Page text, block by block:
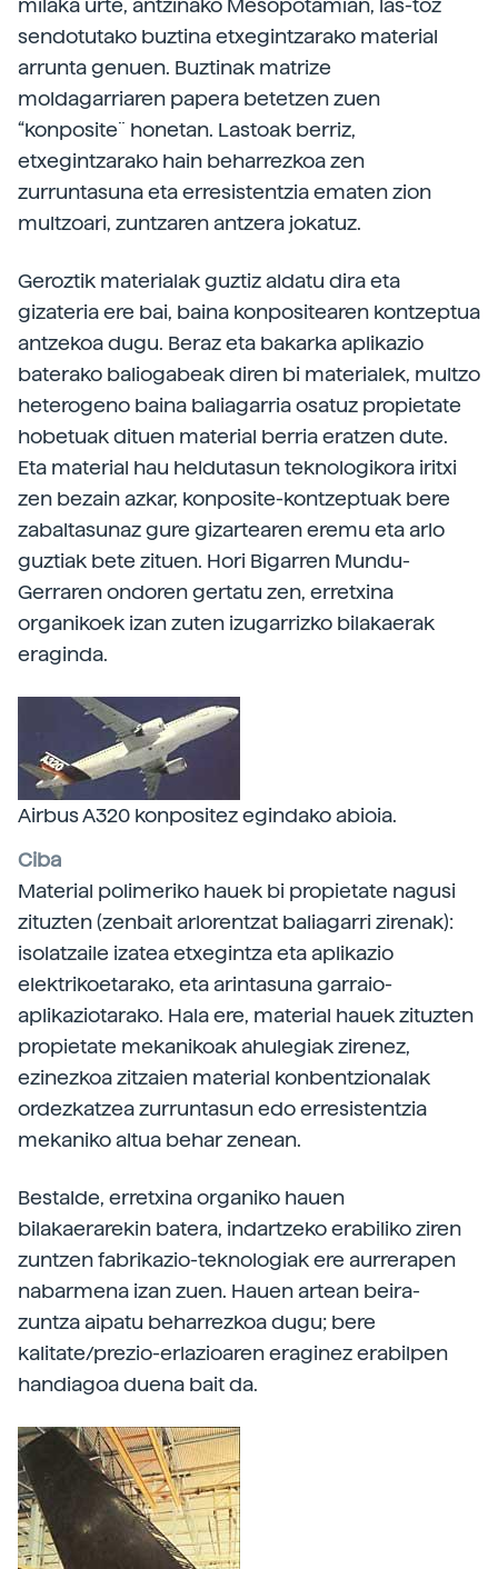
milaka urte, antzinako Mesopotamian, las-toz
sendotutako buztina etxegintzarako material
arrunta genuen. Buztinak matrize
moldagarriaren papera betetzen zuen
“konposite¨ honetan. Lastoak berriz,
etxegintzarako hain beharrezkoa zen
zurruntasuna eta erresistentzia ematen zion
multzoari, zuntzaren antzera jokatuz.
Geroztik materialak guztiz aldatu dira eta
gizateria ere bai, baina konpositearen kontzeptua
antzekoa dugu. Beraz eta bakarka aplikazio
baterako baliogabeak diren bi materialek, multzo
heterogeno baina baliagarria osatuz propietate
hobetuak dituen material berria eratzen dute.
Eta material hau heldutasun teknologikora iritxi
zen bezain azkar, konposite-kontzeptuak bere
zabaltasunaz gure gizartearen eremu eta arlo
guztiak bete zituen. Hori Bigarren Mundu-
Gerraren ondoren gertatu zen, erretxina
organikoek izan zuten izugarrizko bilakaerak
eraginda.
Airbus A320 konpositez egindako abioia.
Ciba
Material polimeriko hauek bi propietate nagusi
zituzten (zenbait arlorentzat baliagarri zirenak):
isolatzaile izatea etxegintza eta aplikazio
elektrikoetarako, eta arintasuna garraio-
aplikaziotarako. Hala ere, material hauek zituzten
propietate mekanikoak ahulegiak zirenez,
ezinezkoa zitzaien material konbentzionalak
ordezkatzea zurruntasun edo erresistentzia
mekaniko altua behar zenean.
Bestalde, erretxina organiko hauen
bilakaerarekin batera, indartzeko erabiliko ziren
zuntzen fabrikazio-teknologiak ere aurrerapen
nabarmena izan zuen. Hauen artean beira-
zuntza aipatu beharrezkoa dugu; bere
kalitate/prezio-erlazioaren eraginez erabilpen
handiagoa duena bait da.